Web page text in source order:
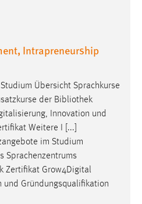
Intrapreneurship
Übersicht Sprachkurse
der Bibliothek
Innovation und
Weitere I [...]
im Studium
Sprachenzentrums
Zertifikat Grow4Digital
Gründungsqualifikation